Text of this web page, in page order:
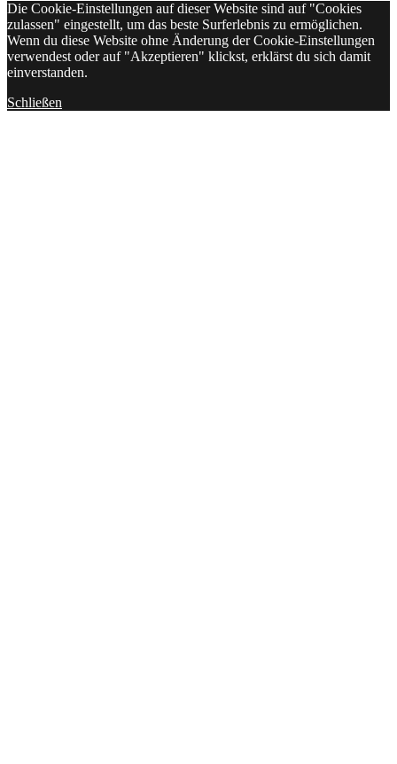
Die Cookie-Einstellungen auf dieser Website sind auf "Cookies
zulassen" eingestellt, um das beste Surferlebnis zu ermöglichen.
Wenn du diese Website ohne Änderung der Cookie-Einstellungen
verwendest oder auf "Akzeptieren" klickst, erklärst du sich damit
einverstanden.
Schließen